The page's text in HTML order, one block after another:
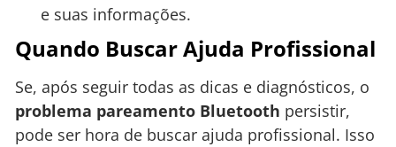
e suas informações.
Quando Buscar Ajuda Profissional
Se, após seguir todas as dicas e diagnósticos, o
problema pareamento Bluetooth persistir,
pode ser hora de buscar ajuda profissional. Isso